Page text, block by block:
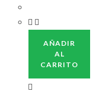
AÑADIR
AL
CARRITO